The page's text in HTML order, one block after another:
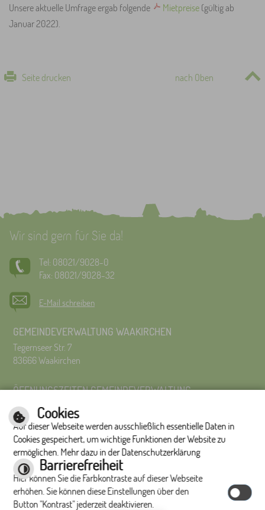
Unsere aktuelle Umfrage ergab folgende
Mietpreise(gültig ab
Januar 2022).
Seite drucken nach Oben
Wir sind gern für Sie da!
Tel: 08021/9028-0
Fax: 08021/9028-32
E-Mail schreiben
GEMEINDEVERWALTUNG WAAKIRCHEN
Tegernseer Str. 7
83666 Waakirchen
ÖFFNUNGSZEITEN GEMEINDEVERWALTUNG
Montag bis Freitag 8:00 Uhr – 12:00 Uhr
Montag bis Donnerstag 14:00 – 16:00 Uhr
Es wird um Terminvereinbarung gebeten.
Impressum|Hilfe|Inhalt| Datenschutzerklärung
Optimiert für
mobile Endgeräte
Cookies
Auf dieser Webseite werden ausschließlich essentielle Daten in
Cookies gespeichert, um wichtige Funktionen der Website zu
ermöglichen. Mehr dazu in der Datenschutzerklärung
Barrierefreiheit
Hier können Sie die Farbkontraste auf dieser Webseite
erhöhen. Sie können diese Einstellungen über den
Button "Kontrast" jederzeit deaktivieren.